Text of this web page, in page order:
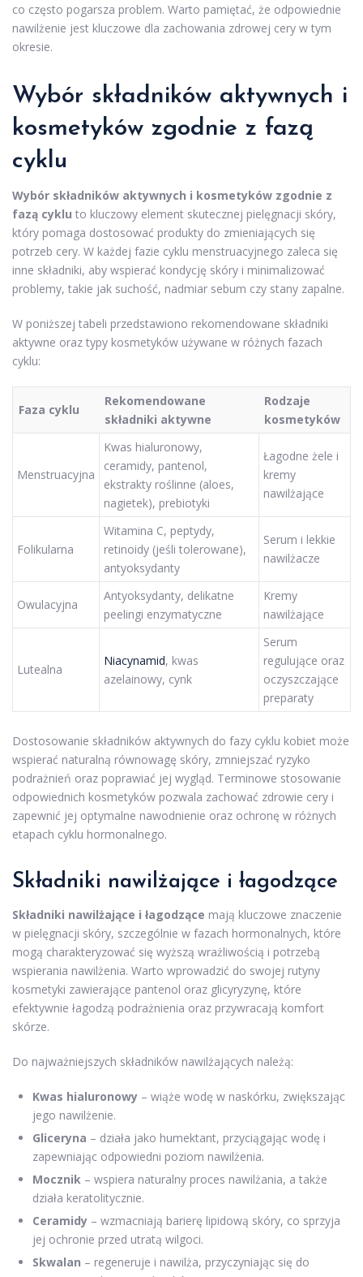
co często pogarsza problem. Warto pamiętać, że odpowiednie
nawilżenie jest kluczowe dla zachowania zdrowej cery w tym
okresie.
Wybór składników aktywnych i
kosmetyków zgodnie z fazą
cyklu
Wybór składników aktywnych i kosmetyków zgodnie z
fazą cyklu to kluczowy element skutecznej pielęgnacji skóry,
który pomaga dostosować produkty do zmieniających się
potrzeb cery. W każdej fazie cyklu menstruacyjnego zaleca się
inne składniki, aby wspierać kondycję skóry i minimalizować
problemy, takie jak suchość, nadmiar sebum czy stany zapalne.
W poniższej tabeli przedstawiono rekomendowane składniki
aktywne oraz typy kosmetyków używane w różnych fazach
cyklu:
Faza cyklu
Rekomendowane
składniki aktywne
Rodzaje
kosmetyków
Menstruacyjna
Kwas hialuronowy,
ceramidy, pantenol,
ekstrakty roślinne (aloes,
nagietek), prebiotyki
Łagodne żele i
kremy
nawilżające
Folikularna
Witamina C, peptydy,
retinoidy (jeśli tolerowane),
antyoksydanty
Serum i lekkie
nawilżacze
Owulacyjna
Antyoksydanty, delikatne
peelingi enzymatyczne
Kremy
nawilżające
Lutealna
Niacynamid, kwas
azelainowy, cynk
Serum
regulujące oraz
oczyszczające
preparaty
Dostosowanie składników aktywnych do fazy cyklu kobiet może
wspierać naturalną równowagę skóry, zmniejszać ryzyko
podrażnień oraz poprawiać jej wygląd. Terminowe stosowanie
odpowiednich kosmetyków pozwala zachować zdrowie cery i
zapewnić jej optymalne nawodnienie oraz ochronę w różnych
etapach cyklu hormonalnego.
Składniki nawilżające i łagodzące
Składniki nawilżające i łagodzące mają kluczowe znaczenie
w pielęgnacji skóry, szczególnie w fazach hormonalnych, które
mogą charakteryzować się wyższą wrażliwością i potrzebą
wspierania nawilżenia. Warto wprowadzić do swojej rutyny
kosmetyki zawierające pantenol oraz glicyryzynę, które
efektywnie łagodzą podrażnienia oraz przywracają komfort
skórze.
Do najważniejszych składników nawilżających należą:
Kwas hialuronowy – wiąże wodę w naskórku, zwiększając
jego nawilżenie.
Gliceryna – działa jako humektant, przyciągając wodę i
zapewniając odpowiedni poziom nawilżenia.
Mocznik – wspiera naturalny proces nawilżania, a także
działa keratolitycznie.
Ceramidy – wzmacniają barierę lipidową skóry, co sprzyja
jej ochronie przed utratą wilgoci.
Skwalan – regeneruje i nawilża, przyczyniając się do